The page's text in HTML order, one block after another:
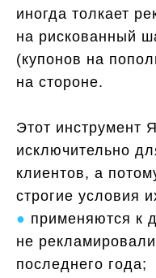
иногда толкает
на рискованный
(купонов на
на стороне.
Этот инструмент
исключительно
клиентов, а
строгие условия
● применяются к
не
последнего года;